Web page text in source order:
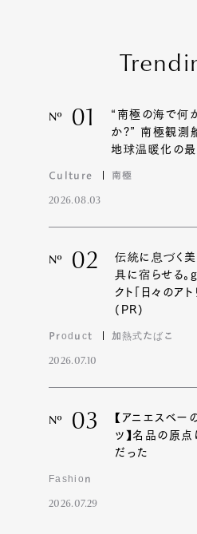
Nº 01
“南極の海で何
か?” 南極観測
地球温暖化の
Culture 南極
2026.08.03
Nº 02
伝統に息づく美
具に宿らせる。
クト「日々のア
(PR)
Product 加熱式たばこ
2026.07.10
Nº 03
【アニエスベー
ツ】名品の原点
だった
Fashion
2026.07.29